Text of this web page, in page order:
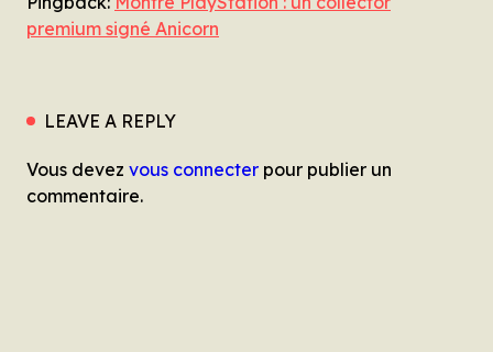
premium signé Anicorn
LEAVE A REPLY
Vous devez vous connecter pour publier un
commentaire.